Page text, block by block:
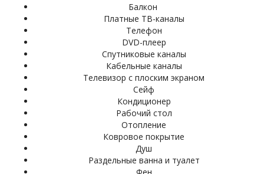
Балкон
Платные ТВ-каналы
Телефон
DVD-плеер
Спутниковые каналы
Кабельные каналы
Телевизор с плоским экраном
Сейф
Кондиционер
Рабочий стол
Отопление
Ковровое покрытие
Душ
Раздельные ванна и туалет
Фен